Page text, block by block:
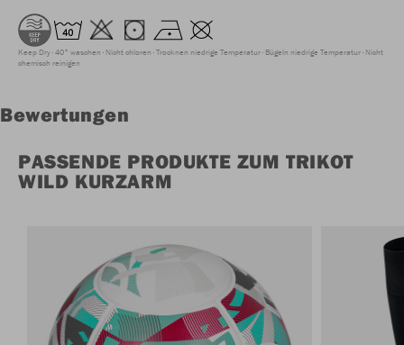
Keep Dry 40° waschen Nicht chloren Trocknen niedrige Temperatur Bügeln niedrige Temperatur Nicht
chemisch reinigen
Bewertungen
PASSENDE PRODUKTE ZUM TRIKOT
WILD KURZARM